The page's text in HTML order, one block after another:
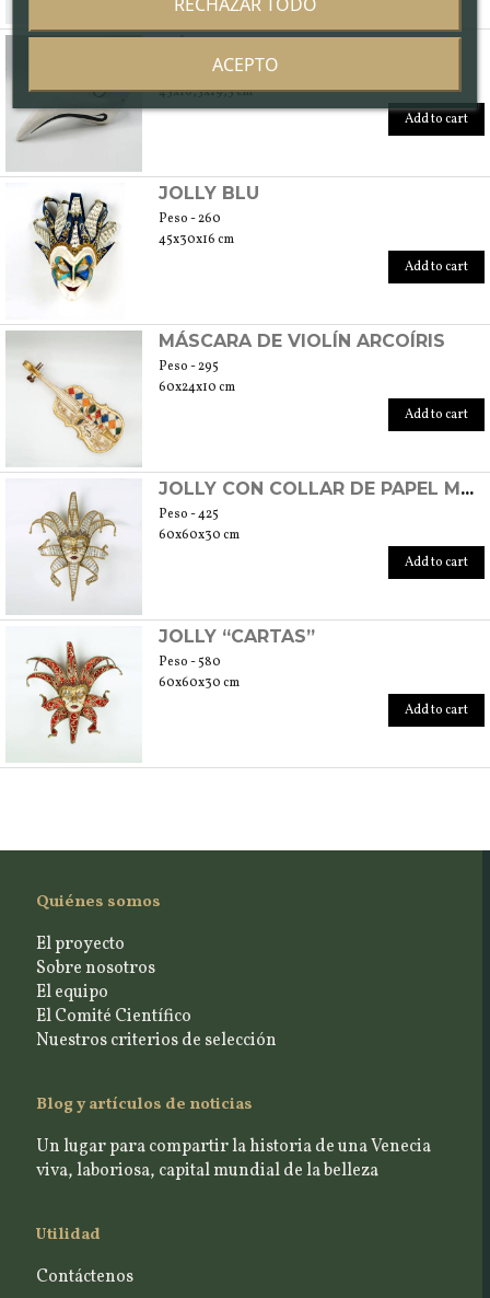
Peso - 235
45x16,5x19,5 cm
Add to cart
JOLLY BLU
Peso - 260
45x30x16 cm
Add to cart
MÁSCARA DE VIOLÍN ARCOÍRIS
Peso - 295
60x24x10 cm
Add to cart
JOLLY CON COLLAR DE PAPEL MÚSICA
Peso - 425
60x60x30 cm
Add to cart
JOLLY “CARTAS”
Peso - 580
60x60x30 cm
Add to cart
Quiénes somos
El proyecto
Sobre nosotros
El equipo
El Comité Científico
Nuestros criterios de selección
Blog y artículos de noticias
Un lugar para compartir la historia de una Venecia
viva, laboriosa, capital mundial de la belleza
Utilidad
Contáctenos
ACEPTO